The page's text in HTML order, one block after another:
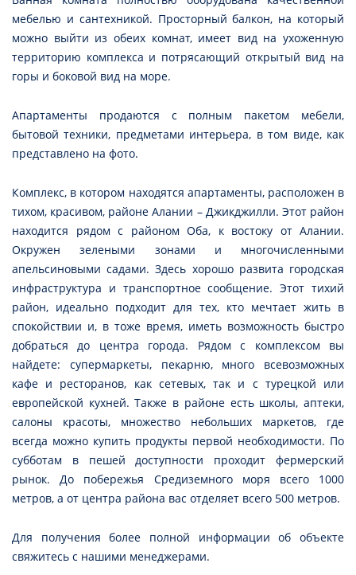
мебелью и сантехникой. Просторный балкон, на который
можно выйти из обеих комнат, имеет вид на ухоженную
территорию комплекса и потрясающий открытый вид на
горы и боковой вид на море.
Апартаменты продаются с полным пакетом мебели,
бытовой техники, предметами интерьера, в том виде, как
представлено на фото.
Комплекс, в котором находятся апартаменты, расположен в
тихом, красивом, районе Алании – Джикджилли. Этот район
находится рядом с районом Оба, к востоку от Алании.
Окружен зелеными зонами и многочисленными
апельсиновыми садами. Здесь хорошо развита городская
инфраструктура и транспортное сообщение. Этот тихий
район, идеально подходит для тех, кто мечтает жить в
спокойствии и, в тоже время, иметь возможность быстро
добраться до центра города. Рядом с комплексом вы
найдете: супермаркеты, пекарню, много всевозможных
кафе и ресторанов, как сетевых, так и с турецкой или
европейской кухней. Также в районе есть школы, аптеки,
салоны красоты, множество небольших маркетов, где
всегда можно купить продукты первой необходимости. По
субботам в пешей доступности проходит фермерский
рынок. До побережья Средиземного моря всего 1000
метров, а от центра района вас отделяет всего 500 метров.
Для получения более полной информации об объекте
свяжитесь с нашими менеджерами.